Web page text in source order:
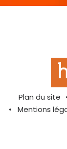
Plan du site
Mentions